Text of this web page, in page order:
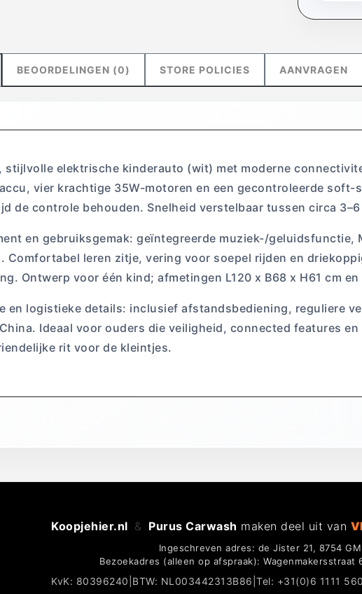
BEOORDELINGEN (0) STORE POLICIES AANVRAGEN
stijlvolle elektrische kinderauto (wit) met moderne
vier krachtige 35W-motoren en een gecontroleerde
de controle behouden. Snelheid verstelbaar tussen circa
en gebruiksgemak: geïntegreerde muziek-/geluidsfunctie,
Comfortabel leren zitje, vering voor soepel rijden en
Ontwerp voor één kind; afmetingen L120 x B68 x H61 cm
en logistieke details: inclusief afstandsbediening, reguliere
Ideaal voor ouders die veiligheid, connected features
rit voor de kleintjes.
Koopjehier.nl & Purus Carwash maken deel uit van
Ingeschreven adres: de Jister 21, 8754
Bezoekadres (alleen op afspraak): Wagenmakersstraat
KvK: 80396240 BTW: NL003442313B86 |Tel: +31(0)6 1111